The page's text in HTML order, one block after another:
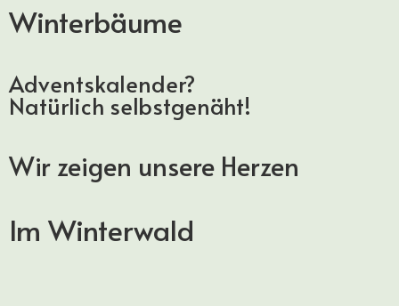
Winterbäume
Adventskalender?
Natürlich selbstgenäht!
Wir zeigen unsere Herzen
Im Winterwald